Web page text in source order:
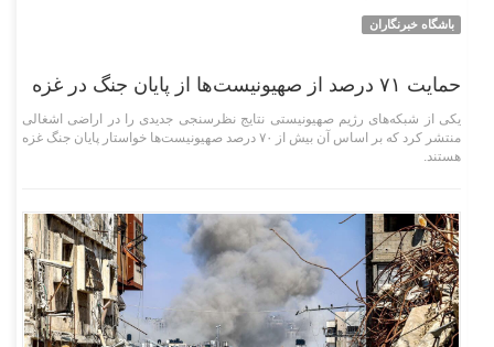
باشگاه خبرنگاران
حمایت ۷۱ درصد از صهیونیست‌ها از پایان جنگ در غزه
یکی از شبکه‌های رژیم صهیونیستی نتایج نظرسنجی جدیدی را در اراضی اشغالی
منتشر کرد که بر اساس آن بیش از ۷۰ درصد صهیونیست‌ها خواستار پایان جنگ غزه
هستند.